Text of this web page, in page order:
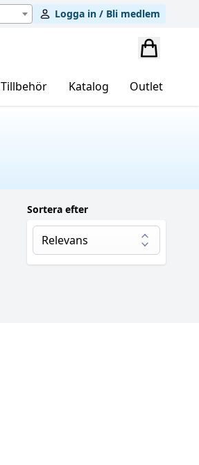
Logga in / Bli medlem
Tillbehör Katalog Outlet
Sortera efter